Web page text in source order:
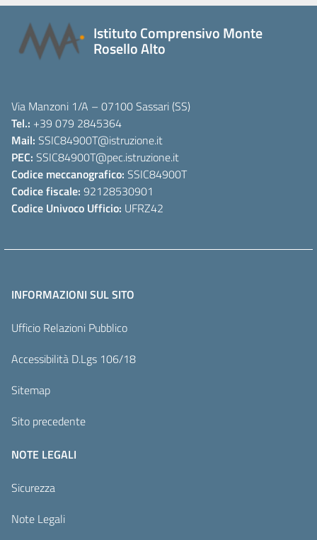
Istituto Comprensivo Monte
Rosello Alto
Via Manzoni 1/A – 07100 Sassari (SS)
Tel.: +39 079 2845364
Mail: SSIC84900T@istruzione.it
PEC: SSIC84900T@pec.istruzione.it
Codice meccanografico: SSIC84900T
Codice fiscale: 92128530901
Codice Univoco Ufficio: UFRZ42
INFORMAZIONI SUL SITO
Ufficio Relazioni Pubblico
Accessibilità D.Lgs 106/18
Sitemap
Sito precedente
NOTE LEGALI
Sicurezza
Note Legali